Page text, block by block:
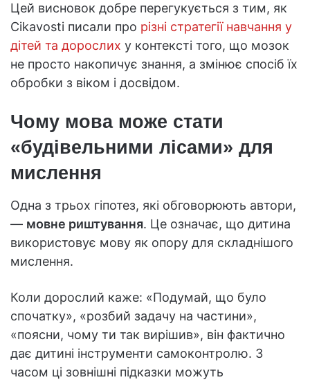
Цей висновок добре перегукується з тим, як
Cikavosti писали про різні стратегії навчання у
дітей та дорослих у контексті того, що мозок
не просто накопичує знання, а змінює спосіб їх
обробки з віком і досвідом.
Чому мова може стати
«будівельними лісами» для
мислення
Одна з трьох гіпотез, які обговорюють автори,
— мовне риштування. Це означає, що дитина
використовує мову як опору для складнішого
мислення.
Коли дорослий каже: «Подумай, що було
спочатку», «розбий задачу на частини»,
«поясни, чому ти так вирішив», він фактично
дає дитині інструменти самоконтролю. З
часом ці зовнішні підказки можуть